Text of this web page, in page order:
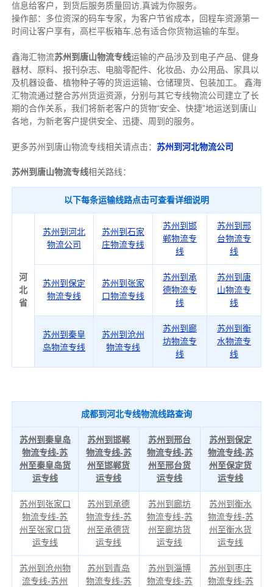
信息给客户，到货后服务质量回访,真诚为你服务。
操作部：多位资深的码车专家，为客户节省成本，回程车资源第一
时间让客户享有，高栏平板箱车,总有适合你货物运输的车型。
鑫海汇物流苏州到唐山物流专线运输的产品涉及到电子产品、健身
器材、原料、报刊杂志、电脑零配件、化妆品、办公用品、家具以
及机器设备、植物种子等的货运运输、仓储理货、包装加工。 鑫海
汇物流通过整合苏州货运资源，分别与其它专线物流公司建立了长
期的合作关系，我们将新老客户的货物“安全、快捷”地运送到唐山
各地，为新老客户提供安全、迅捷、周到的服务。
更多苏州到唐山物流专线相关请点击： 苏州到河北物流公司
苏州到唐山物流专线相关路线：
以下每条运输线路点击可查看详细说明
河
北
省
苏州到河北
物流公司
苏州到石家
庄物流专线
苏州到邯
郸物流专
线
苏州到邢
台物流专
线
苏州到保定
物流专线
苏州到张家
口物流专线
苏州到承
德物流专
线
苏州到唐
山物流专
线
苏州到秦皇
岛物流专线
苏州到沧州
物流专线
苏州到廊
坊物流专
线
苏州到衡
水物流专
线
成都到河北专线物流线路查询
苏州到秦皇岛
物流专线-苏
州至秦皇岛货
运专线
苏州到邯郸
物流专线-苏
州至邯郸货
运专线
苏州到邢台
物流专线-苏
州至邢台货
运专线
苏州到保定
物流专线-苏
州至保定货
运专线
苏州到张家口
物流专线-苏
州至张家口货
运专线
苏州到承德
物流专线-苏
州至承德货
运专线
苏州到廊坊
物流专线-苏
州至廊坊货
运专线
苏州到衡水
物流专线-苏
州至衡水货
运专线
苏州到沧州物
流专线-苏州
苏州到青岛
物流专线-苏
苏州到淄博
物流专线-苏
苏州到枣庄
物流专线-苏